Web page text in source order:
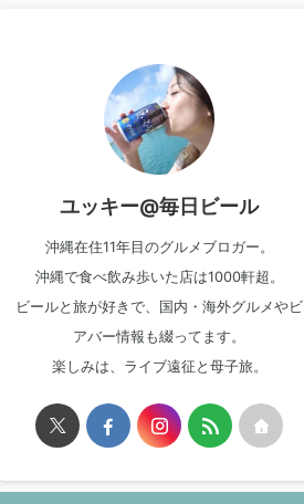
ユッキー@毎日ビール
沖縄在住11年目のグルメブロガー。
沖縄で食べ飲み歩いた店は1000軒超。
ビールと旅が好きで、国内・海外グルメやビ
アバー情報も綴ってます。
楽しみは、ライブ遠征と母子旅。